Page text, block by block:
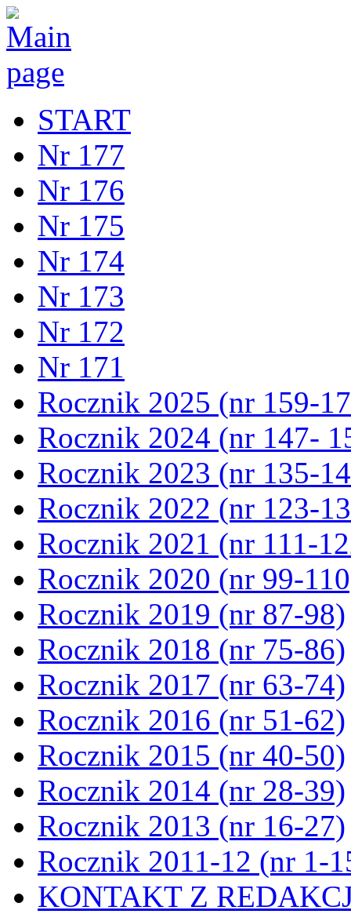
START
Nr 177
Nr 176
Nr 175
Nr 174
Nr 173
Nr 172
Nr 171
Rocznik 2025 (nr 159-
Rocznik 2024 (nr 147-
Rocznik 2023 (nr 135-
Rocznik 2022 (nr 123-
Rocznik 2021 (nr 111-
Rocznik 2020 (nr 99-
Rocznik 2019 (nr 87-98)
Rocznik 2018 (nr 75-86)
Rocznik 2017 (nr 63-74)
Rocznik 2016 (nr 51-62)
Rocznik 2015 (nr 40-50)
Rocznik 2014 (nr 28-39)
Rocznik 2013 (nr 16-27)
Rocznik 2011-12 (nr 1-
KONTAKT Z